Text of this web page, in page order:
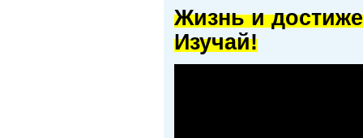
Жизнь и
Изучай!